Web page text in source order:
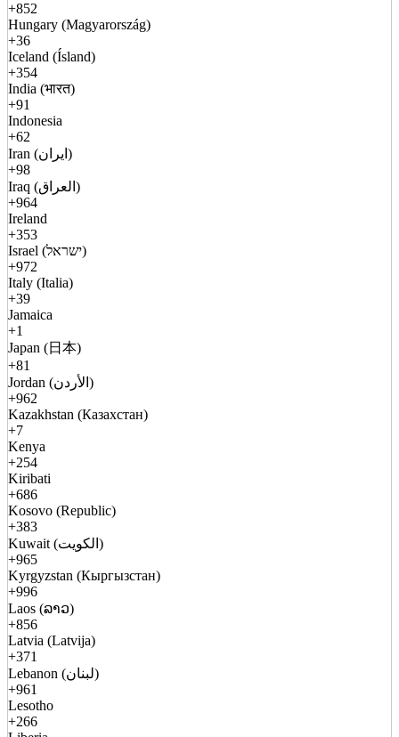
+852
Hungary (Magyarország)
+36
Iceland (Ísland)
+354
India (भारत)
+91
Indonesia
+62
Iran (ایران)
+98
Iraq (العراق)
+964
Ireland
+353
Israel (ישראל)
+972
Italy (Italia)
+39
Jamaica
+1
Japan (日本)
+81
Jordan (الأردن)
+962
Kazakhstan (Казахстан)
+7
Kenya
+254
Kiribati
+686
Kosovo (Republic)
+383
Kuwait (الكويت)
+965
Kyrgyzstan (Кыргызстан)
+996
Laos (ລາວ)
+856
Latvia (Latvija)
+371
Lebanon (لبنان)
+961
Lesotho
+266